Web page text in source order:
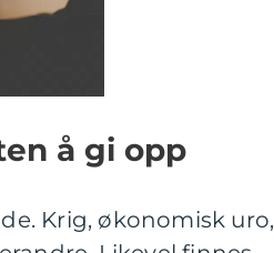
å gi opp
Krig, økonomisk uro,